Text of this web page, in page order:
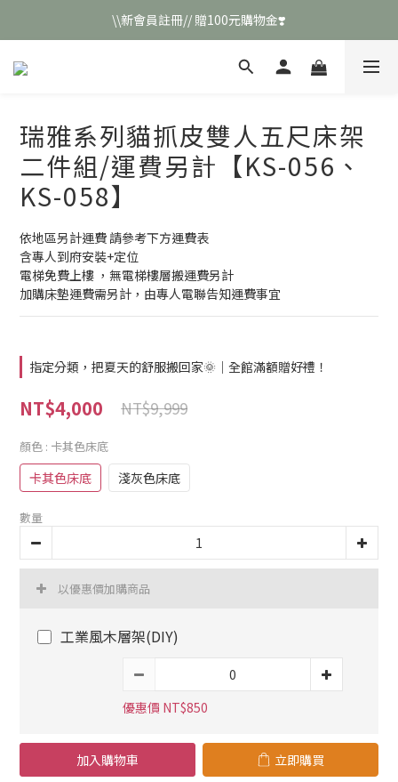
\\新會員註冊// 贈100元購物金❣️
\\新會員註冊// 贈100元購物金❣️
LINE好友招募\\ 回答數字 領取50元折扣碼 //
瑞雅系列貓抓皮雙人五尺床架
二件組/運費另計【KS-056、
KS-058】
依地區另計運費 請參考下方運費表
含專人到府安裝+定位
電梯免費上樓 ，無電梯樓層搬運費另計
加購床墊運費需另計，由專人電聯告知運費事宜
指定分類，把夏天的舒服搬回家🌞｜全館滿額贈好禮！
NT$4,000 NT$9,999
顏色 : 卡其色床底
卡其色床底 淺灰色床底
數量
以優惠價加購商品
工業風木層架(DIY)
優惠價 NT$850
加入購物車 立即購買